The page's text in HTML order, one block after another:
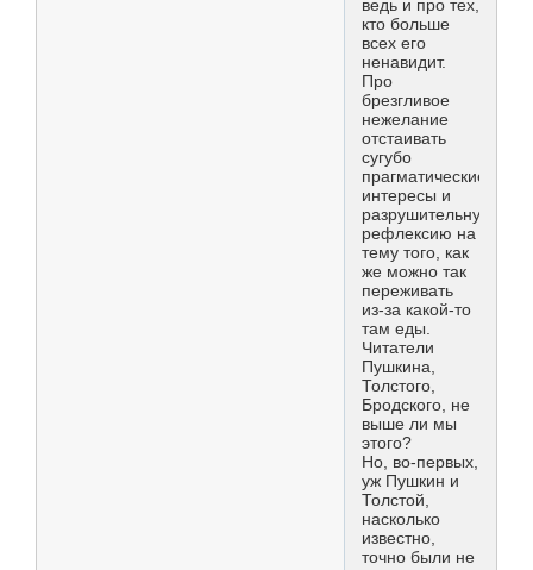
ведь и про тех,
кто больше
всех его
ненавидит.
Про
брезгливое
нежелание
отстаивать
сугубо
прагматические
интересы и
разрушительную
рефлексию на
тему того, как
же можно так
переживать
из-за какой-то
там еды.
Читатели
Пушкина,
Толстого,
Бродского, не
выше ли мы
этого?
Но, во-первых,
уж Пушкин и
Толстой,
насколько
известно,
точно были не